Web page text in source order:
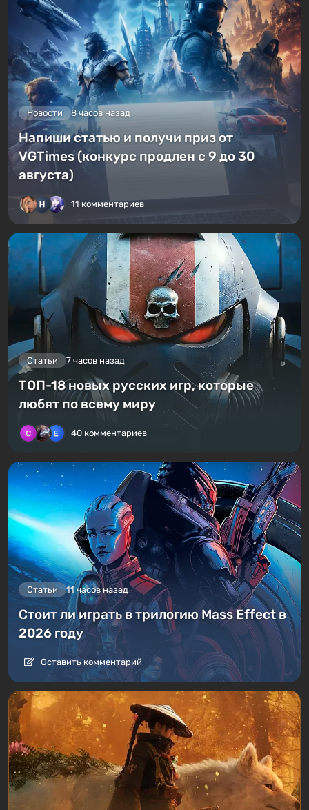
Новости 8 часов назад
Напиши статью и получи приз от
VGTimes (конкурс продлен с 9 до 30
августа)
11 комментариев
Статьи 7 часов назад
ТОП-18 новых русских игр, которые
любят по всему миру
40 комментариев
Статьи 11 часов назад
Стоит ли играть в трилогию Mass Effect в
2026 году
Оставить комментарий